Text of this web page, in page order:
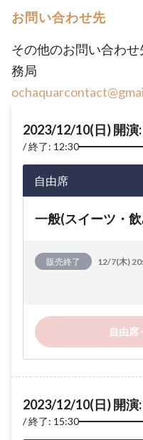
お問い合わせ先
その他のお問い合わ
務局
2023/12/10(日) 開演
終了: 12:30
自由席
一般(スイーツ・
販売終了 12/7(木)
自由席
2023/12/10(日) 開演
終了: 15:30